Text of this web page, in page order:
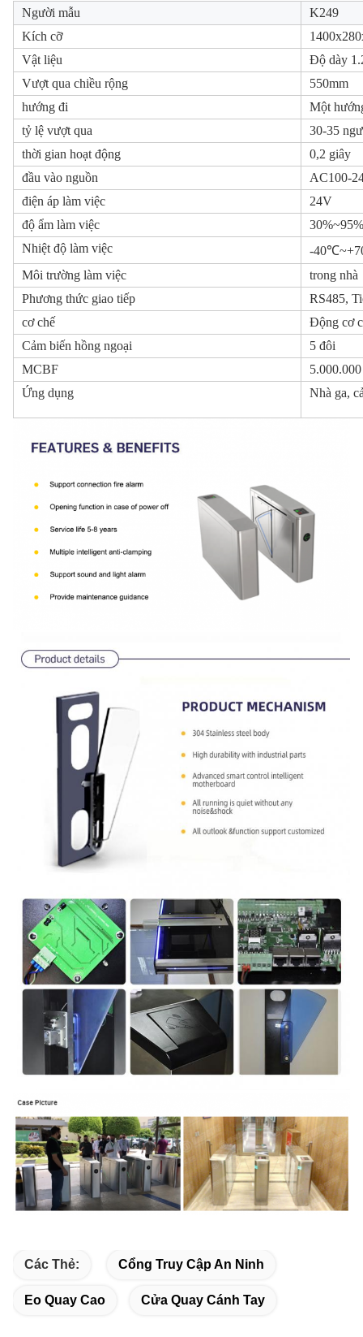
Người mẫu
K249
Kích cỡ
Vật liệu
Độ dày
Vượt qua chiều rộng
550mm
hướng đi
Một
tỷ lệ vượt qua
30-35
thời gian hoạt động
0,2 giây
đầu vào nguồn
AC100-
điện áp làm việc
24V
độ ẩm làm việc
30%~95%
Nhiệt độ làm việc
-
Môi trường làm việc
trong nhà
Phương thức giao tiếp
RS485,
cơ chế
Động cơ
Cảm biến hồng ngoại
5 đôi
MCBF
Ứng dụng
Nhà ga,
Các Thẻ: Cổng Truy Cập An Ninh
Eo Quay Cao Cửa Quay Cánh Tay